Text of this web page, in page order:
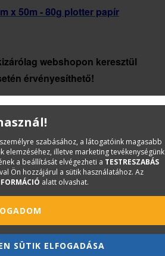
x 50m - 80g plotter papír
webshopon keresztül
érvényesíthető!
szabásához, a látogatóink magasabb
illetve marketing tevékenységünk
a beállítását elvégezheti a TESTRESZABÁS
Ön hozzájárul a sütik használatához. Az
alatt olvashat.
SÜTIK ELFOGADÁSA